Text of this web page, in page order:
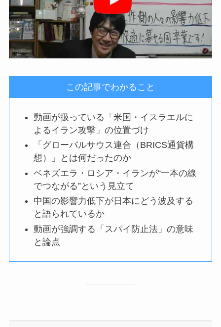
この記事でわかること
動画が扱っている「米国・イスラエルに
よるイラン攻撃」の位置づけ
「グローバルサウス連合（BRICS通貨構
想）」とは何だったのか
ベネズエラ・ロシア・イランが“一本の線
でつながる”という見立て
中国の影響力低下が日本にどう波及する
と語られているか
動画が強調する「スパイ防止法」の意味
と論点